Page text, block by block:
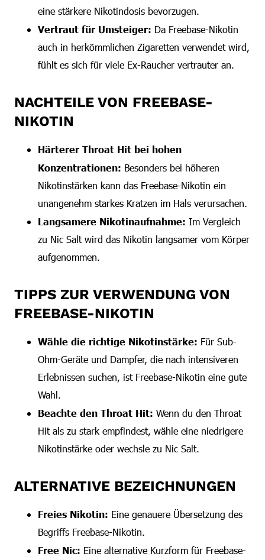
eine stärkere Nikotindosis bevorzugen.
Vertraut für Umsteiger: Da Freebase-Nikotin
auch in herkömmlichen Zigaretten verwendet wird,
fühlt es sich für viele Ex-Raucher vertrauter an.
NACHTEILE VON FREEBASE-
NIKOTIN
Härterer Throat Hit bei hohen
Konzentrationen: Besonders bei höheren
Nikotinstärken kann das Freebase-Nikotin ein
unangenehm starkes Kratzen im Hals verursachen.
Langsamere Nikotinaufnahme: Im Vergleich
zu Nic Salt wird das Nikotin langsamer vom Körper
aufgenommen.
TIPPS ZUR VERWENDUNG VON
FREEBASE-NIKOTIN
Wähle die richtige Nikotinstärke: Für Sub-
Ohm-Geräte und Dampfer, die nach intensiveren
Erlebnissen suchen, ist Freebase-Nikotin eine gute
Wahl.
Beachte den Throat Hit: Wenn du den Throat
Hit als zu stark empfindest, wähle eine niedrigere
Nikotinstärke oder wechsle zu Nic Salt.
ALTERNATIVE BEZEICHNUNGEN
Freies Nikotin: Eine genauere Übersetzung des
Begriffs Freebase-Nikotin.
Free Nic: Eine alternative Kurzform für Freebase-